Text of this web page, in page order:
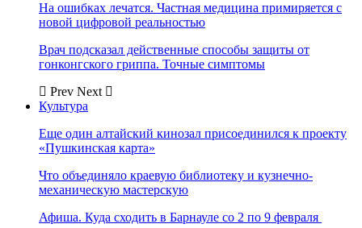
На ошибках лечатся. Частная медицина примиряется с
новой цифровой реальностью
Врач подсказал действенные способы защиты от
гонконгского гриппа. Точные симптомы
Prev Next
Культура
Еще один алтайский кинозал присоединился к проекту
«Пушкинская карта»
Что объединяло краевую библиотеку и кузнечно-
механическую мастерскую
Афиша. Куда сходить в Барнауле со 2 по 9 февраля